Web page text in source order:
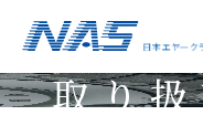
取り